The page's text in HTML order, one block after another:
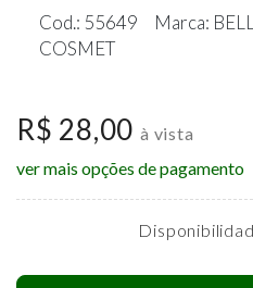
Cod.: 55649
Marca:
COSMET
R$ 28,00à vista
ver mais opções de pagamento